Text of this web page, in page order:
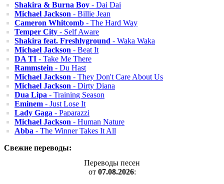
Shakira & Burna Boy - Dai Dai
Michael Jackson - Billie Jean
Cameron Whitcomb - The Hard Way
Temper City - Self Aware
Shakira feat. Freshlyground - Waka Waka
Michael Jackson - Beat It
DA TI - Take Me There
Rammstein - Du Hast
Michael Jackson - They Don't Care About Us
Michael Jackson - Dirty Diana
Dua Lipa - Training Season
Eminem - Just Lose It
Lady Gaga - Paparazzi
Michael Jackson - Human Nature
Abba - The Winner Takes It All
Свежие переводы:
Переводы песен
от 07.08.2026: